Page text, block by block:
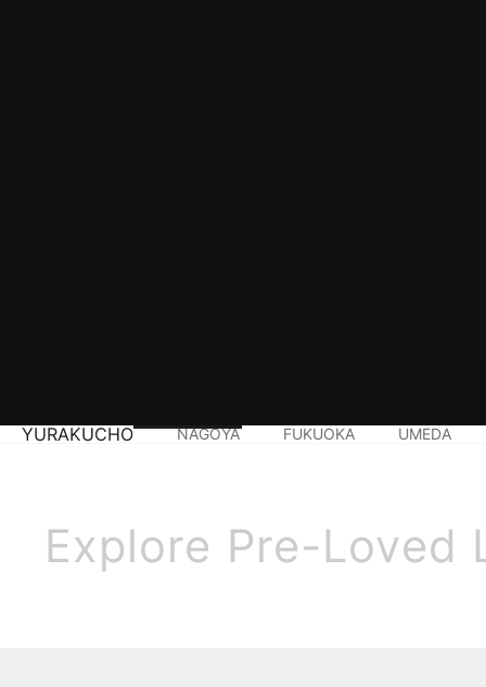
YURAKUCHO NAGOYA FUKUOKA UMEDA
Explore Pre-Loved